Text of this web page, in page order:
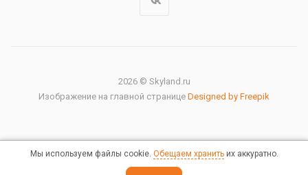
2026 © Skyland.ru
Изображение на главной странице Designed by Freepik
Правовая информация
Мы используем файлы cookie. Обещаем хранитьих аккуратно.